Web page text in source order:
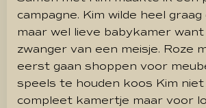
campagne. Kim wilde heel
maar wel lieve babykamer want
zwanger van een meisje. Roze
eerst gaan shoppen voor
speels te houden koos Kim
compleet kamertje maar voor